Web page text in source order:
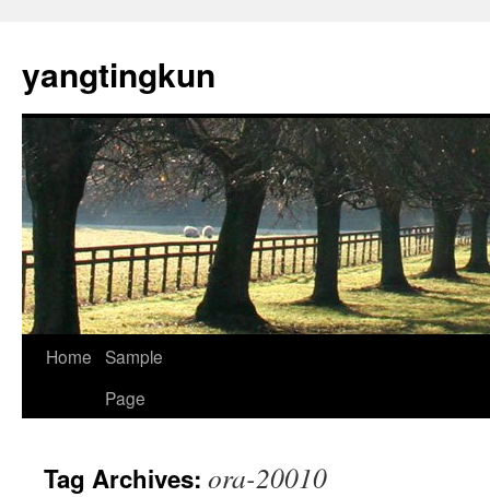
yangtingkun
Home Sample
Page
Tag Archives: ora-20010